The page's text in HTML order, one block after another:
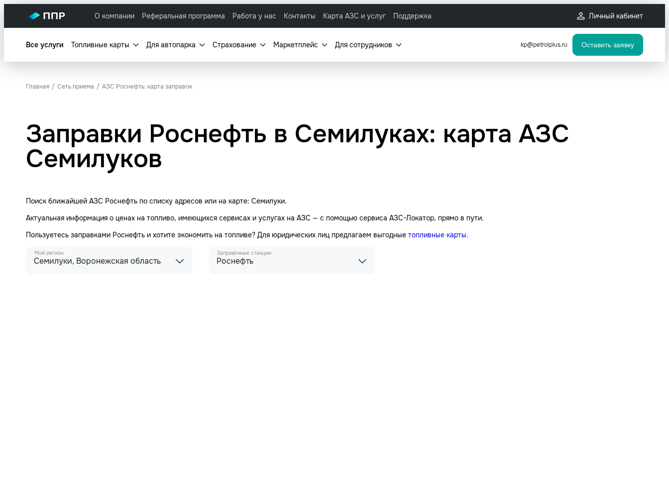
О компании Реферальная программа Работа у нас Контакты Карта АЗС и услуг Поддержка Личный кабинет
Все услуги Топливные карты Для автопарка Страхование Маркетплейс Для сотрудников kp@petrolplus.ru Оставить заявку
Главная Сеть приема АЗС Роснефть: карта заправок
Заправки Роснефть в Семилуках: карта АЗС
Семилуков
Поиск ближайшей АЗС Роснефть по списку адресов или на карте: Семилуки.
Актуальная информация о ценах на топливо, имеющихся сервисах и услугах на АЗС — с помощью сервиса АЗС-Локатор, прямо в пути.
Пользуетесь заправками Роснефть и хотите экономить на топливе? Для юридических лиц предлагаем выгодные топливные карты.
Мой регион
Семилуки, Воронежская область
Заправочные станции
Роснефть